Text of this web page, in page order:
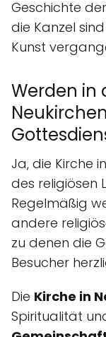
Geschichte
die Kanzel
Kunst
Werden in
Ja, die Kirche
des religiösen
Regelmäßig
andere
zu denen die
Besucher
Die Kirche in
Spiritualität